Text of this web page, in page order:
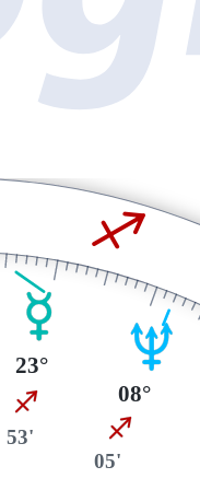
I
U
08°
I
05'
O
23°
I
53'